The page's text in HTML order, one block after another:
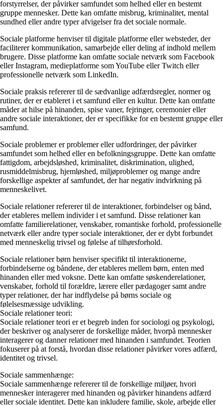
forstyrrelser, der påvirker samfundet som helhed eller en bestemt
gruppe mennesker. Dette kan omfatte misbrug, kriminalitet, mental
sundhed eller andre typer afvigelser fra det sociale normale.
Sociale platforme henviser til digitale platforme eller websteder, der
faciliterer kommunikation, samarbejde eller deling af indhold mellem
brugere. Disse platforme kan omfatte sociale netværk som Facebook
eller Instagram, medieplatforme som YouTube eller Twitch eller
professionelle netværk som LinkedIn.
Sociale praksis refererer til de sædvanlige adfærdsregler, normer og
rutiner, der er etableret i et samfund eller en kultur. Dette kan omfatte
måder at hilse på hinanden, spise vaner, fejringer, ceremonier eller
andre sociale interaktioner, der er specifikke for en bestemt gruppe eller
samfund.
Sociale problemer er problemer eller udfordringer, der påvirker
samfundet som helhed eller en befolkningsgruppe. Dette kan omfatte
fattigdom, arbejdsløshed, kriminalitet, diskrimination, ulighed,
rusmiddelmisbrug, hjemløshed, miljøproblemer og mange andre
forskellige aspekter af samfundet, der har negativ indvirkning på
menneskelivet.
Sociale relationer refererer til de interaktioner, forbindelser og bånd,
der etableres mellem individer i et samfund. Disse relationer kan
omfatte familierelationer, venskaber, romantiske forhold, professionelle
netværk eller andre typer sociale interaktioner, der er dybt forbundet
med menneskelig trivsel og følelse af tilhørsforhold.
Sociale relationer børn henviser specifikt til interaktionerne,
forbindelserne og båndene, der etableres mellem børn, enten med
hinanden eller med voksne. Dette kan omfatte søskenderelationer,
venskaber, forhold til forældre, lærere eller pædagoger samt andre
typer relationer, der har indflydelse på børns sociale og
følelsesmæssige udvikling.
Sociale relationer teori:
Sociale relationer teori er et begreb inden for sociologi og psykologi,
der beskriver og analyserer de forskellige måder, hvorpå mennesker
interagerer og danner relationer med hinanden i samfundet. Teorien
fokuserer på at forstå, hvordan disse relationer påvirker vores adfærd,
identitet og trivsel.
Sociale sammenhænge:
Sociale sammenhænge refererer til de forskellige miljøer, hvori
mennesker interagerer med hinanden og påvirker hinandens adfærd
eller sociale identitet. Dette kan inkludere familie, skole, arbejde eller